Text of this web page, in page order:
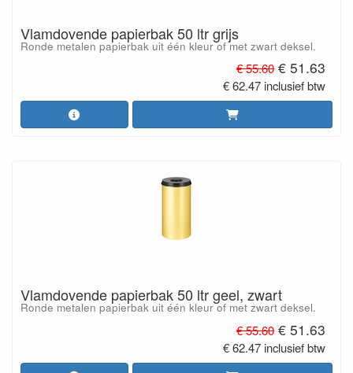
Vlamdovende papierbak 50 ltr grijs
Ronde metalen papierbak uit één kleur of met zwart deksel.
€ 55.60 € 51.63
€ 62.47 inclusief btw
Vlamdovende papierbak 50 ltr geel, zwart
Ronde metalen papierbak uit één kleur of met zwart deksel.
€ 55.60 € 51.63
€ 62.47 inclusief btw